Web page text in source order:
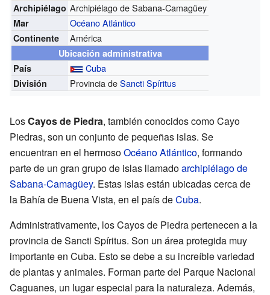
Archipiélago Archipiélago de Sabana-Camagüey
Mar Océano Atlántico
Continente América
Ubicación administrativa
País
Cuba
División Provincia deSancti Spíritus
LosCayos de Piedra, también conocidos como Cayo
Piedras, son un conjunto de pequeñas islas. Se
encuentran en el hermosoOcéano Atlántico, formando
parte de un gran grupo de islas llamadoarchipiélago de
Sabana-Camagüey. Estas islas están ubicadas cerca de
la Bahía de Buena Vista, en el país deCuba.
Administrativamente, los Cayos de Piedra pertenecen a la
provincia de Sancti Spíritus. Son un área protegida muy
importante en Cuba. Esto se debe a su increíble variedad
de plantas y animales. Forman parte del Parque Nacional
Caguanes, un lugar especial para la naturaleza. Además,